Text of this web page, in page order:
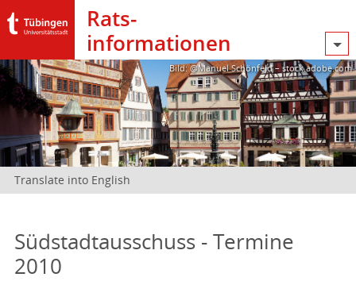
Rats­
informationen
Bild: @Manuel Schönfeld – stock.adobe.com
Translate into English
Südstadtausschuss - Termine
2010